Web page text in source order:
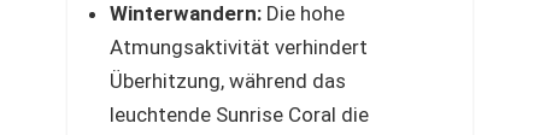
Winterwandern: Die hohe
Atmungsaktivität verhindert
Überhitzung, während das
leuchtende Sunrise Coral die